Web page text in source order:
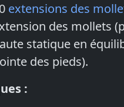
extensions des
des mollets
statique en
des pieds).
: